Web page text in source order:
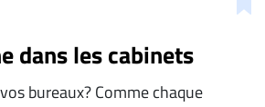
dans les cabinets
bureaux? Comme chaque